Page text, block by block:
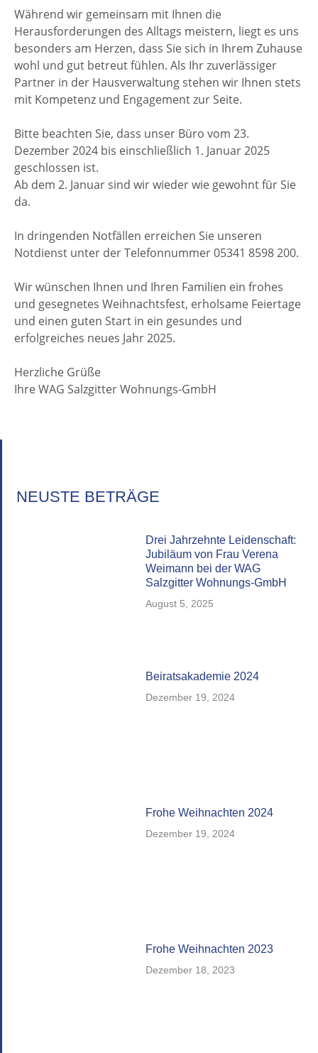
Während wir gemeinsam mit Ihnen die
Herausforderungen des Alltags meistern, liegt es uns
besonders am Herzen, dass Sie sich in Ihrem Zuhause
wohl und gut betreut fühlen. Als Ihr zuverlässiger
Partner in der Hausverwaltung stehen wir Ihnen stets
mit Kompetenz und Engagement zur Seite.
Bitte beachten Sie, dass unser Büro vom 23.
Dezember 2024 bis einschließlich 1. Januar 2025
geschlossen ist.
Ab dem 2. Januar sind wir wieder wie gewohnt für Sie
da.
In dringenden Notfällen erreichen Sie unseren
Notdienst unter der Telefonnummer 05341 8598 200.
Wir wünschen Ihnen und Ihren Familien ein frohes
und gesegnetes Weihnachtsfest, erholsame Feiertage
und einen guten Start in ein gesundes und
erfolgreiches neues Jahr 2025.
Herzliche Grüße
Ihre WAG Salzgitter Wohnungs-GmbH
NEUSTE BETRÄGE
Drei Jahrzehnte Leidenschaft:
Jubiläum von Frau Verena
Weimann bei der WAG
Salzgitter Wohnungs-GmbH
August 5, 2025
Beiratsakademie 2024
Dezember 19, 2024
Frohe Weihnachten 2024
Dezember 19, 2024
Frohe Weihnachten 2023
Dezember 18, 2023